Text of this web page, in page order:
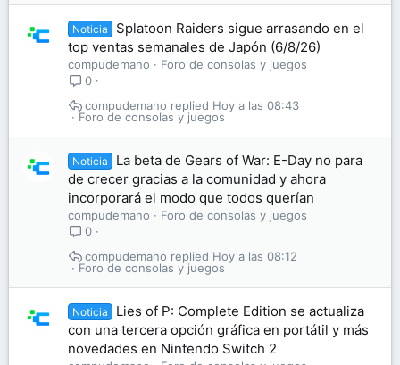
Noticia
Splatoon Raiders sigue arrasando en el
top ventas semanales de Japón (6/8/26)
compudemano
Foro de consolas y juegos
0
Foro de consolas y juegos
Hoy a las 08:43
compudemano
Noticia
La beta de Gears of War: E-Day no para
de crecer gracias a la comunidad y ahora
incorporará el modo que todos querían
compudemano
Foro de consolas y juegos
0
Foro de consolas y juegos
Hoy a las 08:12
compudemano
Noticia
Lies of P: Complete Edition se actualiza
con una tercera opción gráfica en portátil y más
novedades en Nintendo Switch 2